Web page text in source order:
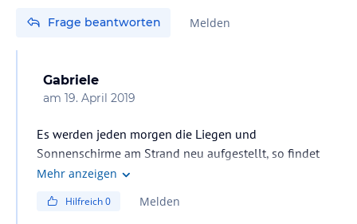
Frage beantworten Melden
Gabriele
am 19. April 2019
Es werden jeden morgen die Liegen und
Sonnenschirme am Strand neu aufgestellt, so findet
man immer Platz. Allerdings sind die Plätze direkt am
Mehr anzeigen
Hilfreich0 Melden